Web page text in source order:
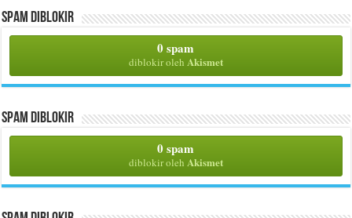
Spam Diblokir
0 spam
diblokir oleh Akismet
Spam Diblokir
0 spam
diblokir oleh Akismet